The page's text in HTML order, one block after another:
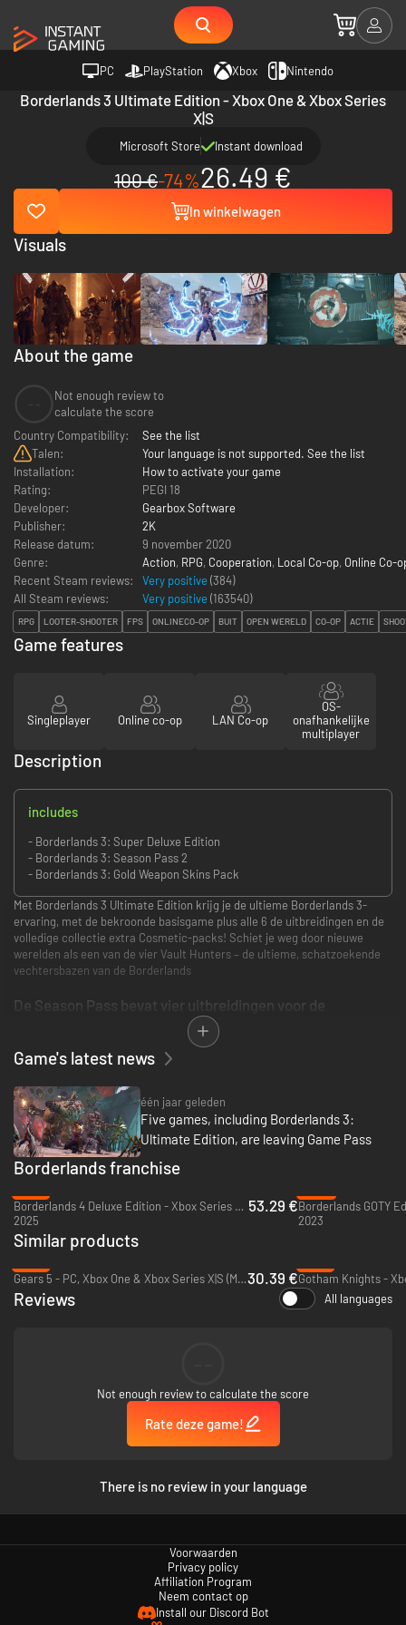
PC PlayStation Xbox Nintendo
Borderlands 3 Ultimate Edition - Xbox One & Xbox Series
X|S
Microsoft Store Instant download
100 €-74%26.49 €
In winkelwagen
About the game
Not enough review to
calculate the score
Country Compatibility:
See the list
Talen:
Your language is not supported. See the list
Installation:
How to activate your game
Rating:
PEGI 18
Developer:
Gearbox Software
Publisher:
2K
Release datum:
9 november 2020
Genre:
Action, RPG, Cooperation, Local Co-op, Online Co-
Recent Steam reviews:
Very positive (384)
All Steam reviews:
Very positive (163540)
RPG LOOTER-SHOOTER FPS ONLINECO-OP BUIT OPEN WERELD CO-OP ACTIE
Visuals
Game features
Singleplayer Online co-op LAN Co-op
OS-
onafhankelijke
multiplayer
Description
includes
- Borderlands 3: Super Deluxe Edition
- Borderlands 3: Season Pass 2
- Borderlands 3: Gold Weapon Skins Pack
Met Borderlands 3 Ultimate Edition krijg je de ultieme Borderlands 3-
ervaring, met de bekroonde basisgame plus alle 6 de uitbreidingen en de
volledige collectie extra Cosmetic-packs! Schiet je weg door nieuwe
werelden als een van de vier Vault Hunters – de ultieme, schatzoekende
vechtersbazen van de Borderlands
De Season Pass bevat vier uitbreidingen voor de
Moxxi’s Heist of the Handsome Jackpot
Hammerlock
Bounty of Blood
Psycho Krieg and the Fantastic Fustercluck
Season Pass 2 bevat:
Race' en een extra skill tree voor elke Vault Hunter
De details van de Director's Cut-content worden binnenkort
bekendgemaakt
Alle vier de Multiverse Final Form Cosmetic-packs
Extra bonuscontent:
Toy Box-wapenpack
Uitrustbare mods voor extra XP en buit
Game's latest news
één jaar geleden
Five games, including Borderlands 3:
Ultimate Edition, are leaving Game Pass
Borderlands franchise
Borderlands 4 Deluxe Edition - Xbox Series X|S
2025
53.29 €Borderlands GOTY
2023
Similar products
Gears 5 - PC, Xbox One & Xbox Series X|S (Microsoft Store)30.39 €Gotham Knights -
Reviews All languages
Not enough review to calculate the score
Rate deze game!
There is no review in your language
Voorwaarden
Privacy policy
Affiliation Program
Neem contact op
Install our Discord Bot